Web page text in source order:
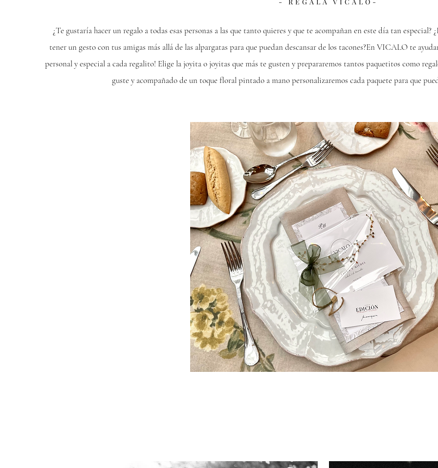
¿Te gustaría hacer un regalo a todas esas personas a las que tanto quieres y que te acompañan en este día tan especial?
tener un gesto con tus amigas más allá de las alpargatas para que puedan descansar de los tacones?En VICALO te
personal y especial a cada regalito! Elige la joyita o joyitas que más te gusten y prepararemos tantos paquetitos como
guste y acompañado de un toque floral pintado a mano personalizaremos cada paquete para que